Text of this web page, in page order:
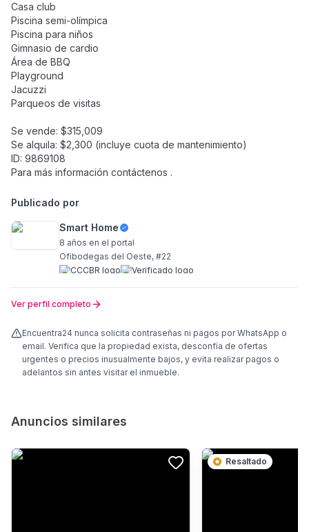
Casa club
Piscina semi-olímpica
Piscina para niños
Gimnasio de cardio
Área de BBQ
Playground
Jacuzzi
Parqueos de visitas
Se vende: $315,009
Se alquila: $2,300 (incluye cuota de mantenimiento)
ID: 9869108
Para más información contáctenos .
Publicado por
Smart Home
8 años en el portal
Ofibodegas del Oeste, #22
Ver perfil completo
Encuentra24 nunca solicita contraseñas ni pagos por WhatsApp o
email. Verifica que la propiedad exista, desconfía de ofertas
urgentes o precios inusualmente bajos, y evita realizar pagos o
adelantos sin antes visitar el inmueble.
Anuncios similares
Resaltado